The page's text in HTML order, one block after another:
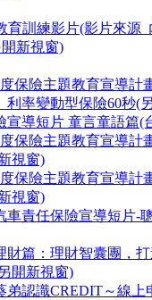
育訓練影片(影片來源
新視窗)
保險主題教育宣導計
利率變動型保險60秒(
宣導短片 童言童語篇(
保險主題教育宣導計
視窗)
保險主題教育宣導計
視窗)
車責任保險宣導短片-
財篇：理財智囊團，
開新視窗)
弟認識CREDIT～線上